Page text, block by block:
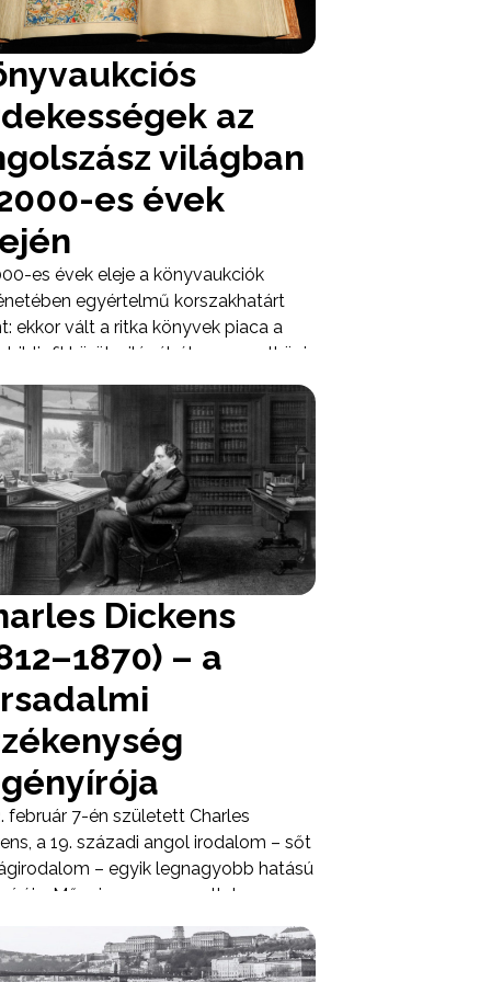
is.
az
világban
es évek
es évek eleje a könyvaukciók
egyértelmű korszakhatárt
ekkor vált a ritka könyvek piaca a
bibliofil körök világából a nemzetközi
szerves részévé. Az
aukciósházak, mindenekelőtt a
és a Sotheby’s, ebben az
olyan árakat értek el
és kéziratokkal, amelyek
elképzelhetetlenek voltak, és
új befektetői réteget is bevonzottak.
Dickens
– a
február 7-én született Charles
a 19. századi angol irodalom – sőt
– egyik legnagyobb hatású
Művei egyszerre voltak
történetek és éles társadalmi
a viktoriánus Anglia nyomorát,
és erkölcsi dilemmáit